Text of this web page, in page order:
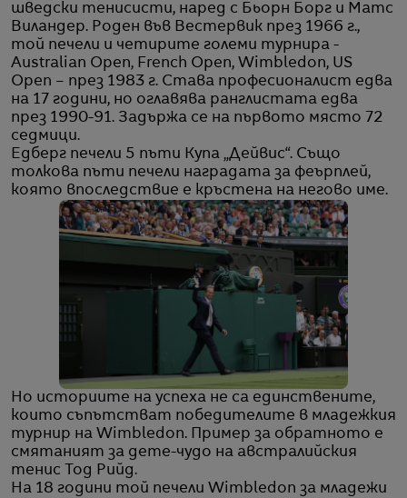
шведски тенисисти, наред с Бьорн Борг и Матс
Виландер. Роден във Вестервик през 1966 г.,
той печели и четирите големи турнира -
Australian Open, French Open, Wimbledon, US
Open – през 1983 г. Става професионалист едва
на 17 години, но оглавява ранглистата едва
през 1990-91. Задържа се на първото място 72
седмици.
Едберг печели 5 пъти Купа „Дейвис“. Също
толкова пъти печели наградата за феърплей,
която впоследствие е кръстена на негово име.
Но историите на успеха не са единствените,
които съпътстват победителите в младежкия
турнир на Wimbledon. Пример за обратното е
смятаният за дете-чудо на австралийския
тенис Тод Рийд.
На 18 години той печели Wimbledon за младежи